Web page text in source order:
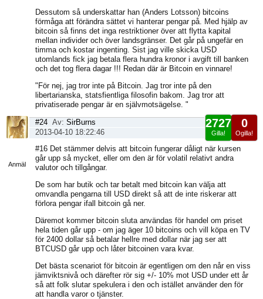
Dessutom så underskattar han (Anders Lotsson) bitcoins
förmåga att förändra sättet vi hanterar pengar på. Med hjälp av
bitcoin så finns det inga restriktioner över att flytta kapital
mellan individer och över landsgränser. Det går på ungefär en
timma och kostar ingenting. Sist jag ville skicka USD
utomlands fick jag betala flera hundra kronor i avgift till banken
och det tog flera dagar !!! Redan där är Bitcoin en vinnare!
"För nej, jag tror inte på Bitcoin. Jag tror inte på den
libertarianska, statsfientliga filosofin bakom. Jag tror att
privatiserade pengar är en självmotsägelse. "
Anmäl
0
Ogilla!
2727
Gilla!
#24 Av: SirBurns
2013-04-10 18:22:46
#16 Det stämmer delvis att bitcoin fungerar dåligt när kursen
går upp så mycket, eller om den är för volatil relativt andra
valutor och tillgångar.
De som har butik och tar betalt med bitcoin kan välja att
omvandla pengarna till USD direkt så att de inte riskerar att
förlora pengar ifall bitcoin gå ner.
Däremot kommer bitcoin sluta användas för handel om priset
hela tiden går upp - om jag äger 10 bitcoins och vill köpa en TV
för 2400 dollar så betalar hellre med dollar när jag ser att
BTCUSD går upp och låter bitcoinen vara kvar.
Det bästa scenariot för bitcoin är egentligen om den når en viss
jämviktsnivå och därefter rör sig +/- 10% mot USD under ett år
så att folk slutar spekulera i den och istället använder den för
att handla varor o tjänster.